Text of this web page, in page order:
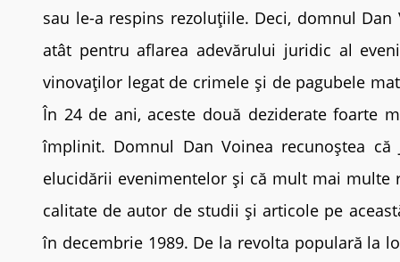
sau le-a respins rezoluțiile. Deci, domnul
atât pentru aflarea adevărului juridic al
vinovaților legat de crimele și de pagubele
În 24 de ani, aceste două deziderate foarte
împlinit. Domnul Dan Voinea recunoștea
elucidării evenimentelor și că mult mai multe
calitate de autor de studii și articole pe
în decembrie 1989. De la revolta populară la